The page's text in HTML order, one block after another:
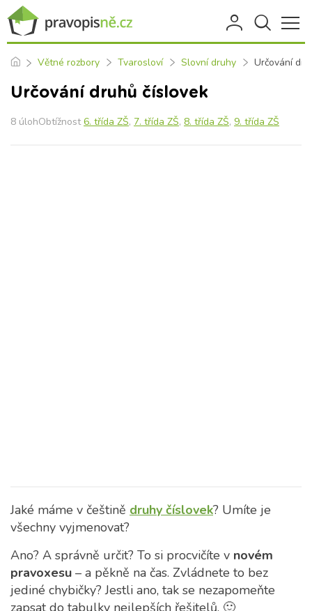
Větné rozbory Tvarosloví Slovní druhy Určování
Určování druhů číslovek
8 úlohObtížnost6. třída ZŠ, 7. třída ZŠ, 8. třída ZŠ, 9. třída ZŠ
Jaké máme v češtině druhy číslovek? Umíte je
všechny vyjmenovat?
Ano? A správně určit? To si procvičíte v novém
pravoxesu – a pěkně na čas. Zvládnete to bez
jediné chybičky? Jestli ano, tak se nezapomeňte
zapsat do tabulky nejlepších řešitelů. 🙂